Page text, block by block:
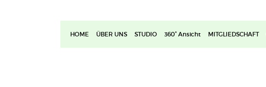
HOME ÜBER UNS STUDIO 360° Ansicht MITGLIEDSCHAFT